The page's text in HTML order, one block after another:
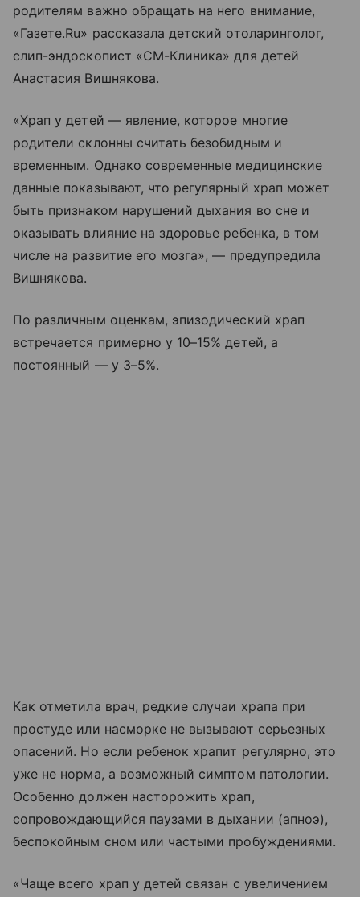
родителям важно обращать на него внимание,
«Газете.Ru» рассказала детский отоларинголог,
слип-эндоскопист «СМ-Клиника» для детей
Анастасия Вишнякова.
«Храп у детей — явление, которое многие
родители склонны считать безобидным и
временным. Однако современные медицинские
данные показывают, что регулярный храп может
быть признаком нарушений дыхания во сне и
оказывать влияние на здоровье ребенка, в том
числе на развитие его мозга», — предупредила
Вишнякова.
По различным оценкам, эпизодический храп
встречается примерно у 10–15% детей, а
постоянный — у 3–5%.
Как отметила врач, редкие случаи храпа при
простуде или насморке не вызывают серьезных
опасений. Но если ребенок храпит регулярно, это
уже не норма, а возможный симптом патологии.
Особенно должен насторожить храп,
сопровождающийся паузами в дыхании (апноэ),
беспокойным сном или частыми пробуждениями.
«Чаще всего храп у детей связан с увеличением